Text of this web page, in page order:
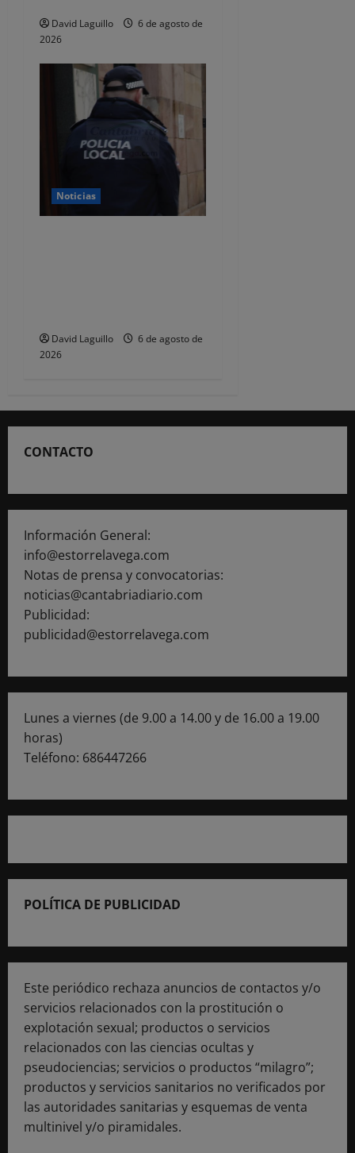
David Laguillo
6 de agosto de
2026
Noticias
David Laguillo
6 de agosto de
2026
CONTACTO
Información General:
info@estorrelavega.com
Notas de prensa y convocatorias:
noticias@cantabriadiario.com
Publicidad:
publicidad@estorrelavega.com
Lunes a viernes (de 9.00 a 14.00 y de 16.00 a 19.00
horas)
Teléfono: 686447266
POLÍTICA DE PUBLICIDAD
Este periódico rechaza anuncios de contactos y/o
servicios relacionados con la prostitución o
explotación sexual; productos o servicios
relacionados con las ciencias ocultas y
pseudociencias; servicios o productos “milagro”;
productos y servicios sanitarios no verificados por
las autoridades sanitarias y esquemas de venta
multinivel y/o piramidales.